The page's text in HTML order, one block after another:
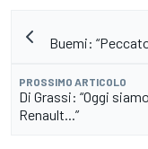
Buemi:
PROSSIMO ARTICOLO
Di Grassi: “Oggi
Renault...”